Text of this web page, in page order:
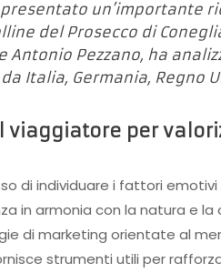
un’importante
del Prosecco di
Antonio Pezzano, ha
Italia, Germania, Regno
viaggiatore per
di individuare i fattori
in armonia con la natura e
di marketing orientate al
strumenti utili per